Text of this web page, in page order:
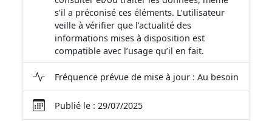
s’il a préconisé ces éléments. L’utilisateur
veille à vérifier que l’actualité des
informations mises à disposition est
compatible avec l’usage qu’il en fait.
Fréquence prévue de mise à jour : Au besoin
Publié le : 29/07/2025